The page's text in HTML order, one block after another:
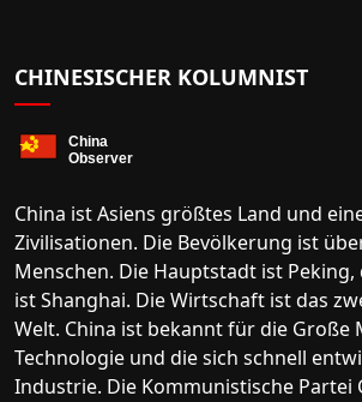
CHINESISCHER KOLUMNIST
China ist Asiens größtes Land und
Zivilisationen. Die Bevölkerung ist
Menschen. Die Hauptstadt ist
ist Shanghai. Die Wirtschaft ist das
Welt. China ist bekannt für die Große
Technologie und die sich schnell
Industrie. Die Kommunistische Partei